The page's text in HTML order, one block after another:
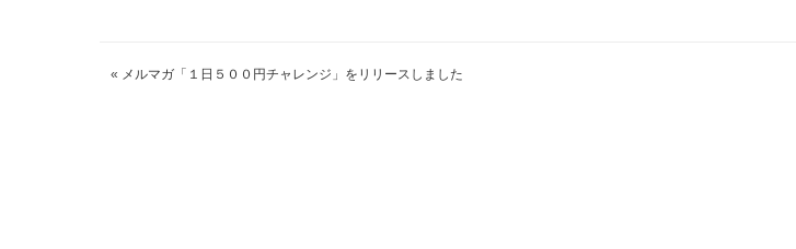
« メルマガ「１日５００円チャレンジ」をリリースしました